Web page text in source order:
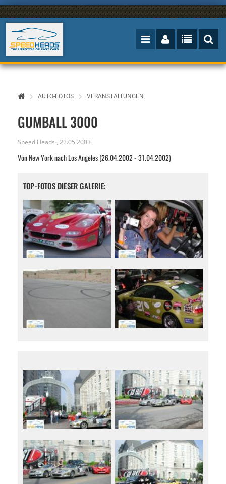
AUTO-FOTOS VERANSTALTUNGEN
GUMBALL 3000
Speed Heads , 22.05.2003
Von New York nach Los Angeles (26.04.2002 - 31.04.2002)
TOP-FOTOS DIESER GALERIE: